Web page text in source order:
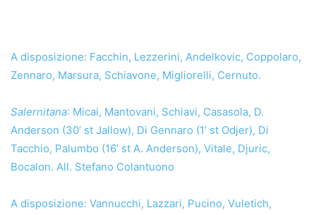
A disposizione: Facchin, Lezzerini, Andelkovic, Coppolaro,
Zennaro, Marsura, Schiavone, Migliorelli, Cernuto.
Salernitana: Micai, Mantovani, Schiavi, Casasola, D.
Anderson (30’ st Jallow), Di Gennaro (1’ st Odjer), Di
Tacchio, Palumbo (16’ st A. Anderson), Vitale, Djuric,
Bocalon. All. Stefano Colantuono
A disposizione: Vannucchi, Lazzari, Pucino, Vuletich,